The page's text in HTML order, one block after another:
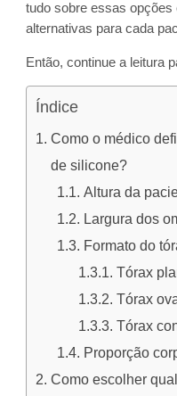
tudo sobre essas
alternativas para cada
Então, continue a leitura
Índice
Como o médico
de silicone?
Altura da
Largura dos
Formato do
Tórax
Tórax
Tórax
Proporção
Como escolher